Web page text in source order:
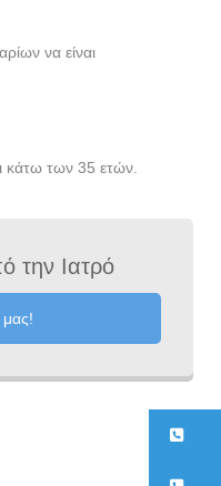
να είναι
κάτω των 35 ετών.
την Ιατρό
μας!